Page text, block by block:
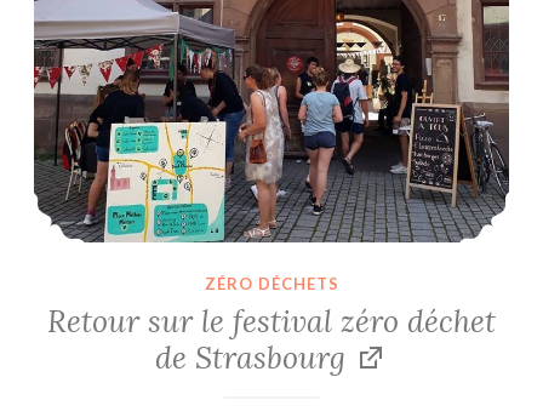
ZÉRO DÉCHETS
Retour sur le festival zéro déchet
de Strasbourg